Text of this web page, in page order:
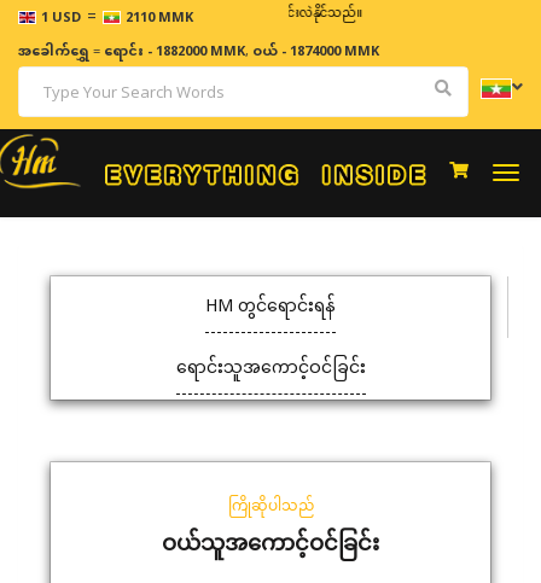
1 USD = 2110 MMK
ဈေးနှုန်းများသည် အချိန်နှင့် အမျှပြောင်းလဲနိုင်သည်။
အခေါက်ရွှေ=ရောင်း - 1882000 MMK, ဝယ် - 1874000 MMK
HM တွင်ရောင်းရန်
ရောင်းသူအကောင့်ဝင်ခြင်း
ကြိုဆိုပါသည်
ဝယ်သူအကောင့်ဝင်ခြင်း